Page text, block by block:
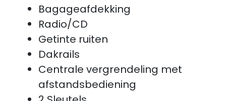
Bagageafdekking
Radio/CD
Getinte ruiten
Dakrails
Centrale vergrendeling met
afstandsbediening